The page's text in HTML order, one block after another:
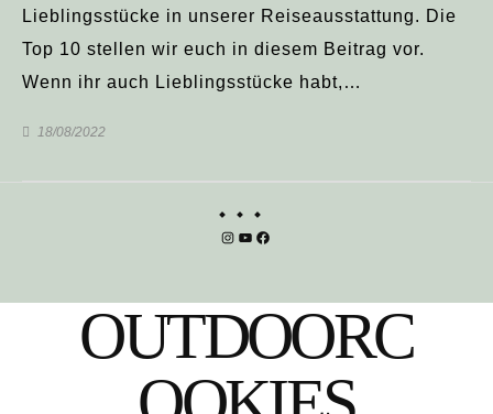
Lieblingsstücke in unserer Reiseausstattung. Die
Top 10 stellen wir euch in diesem Beitrag vor.
Wenn ihr auch Lieblingsstücke habt,…
18/08/2022
Instagram
YouTube
Facebook
OUTDOORC